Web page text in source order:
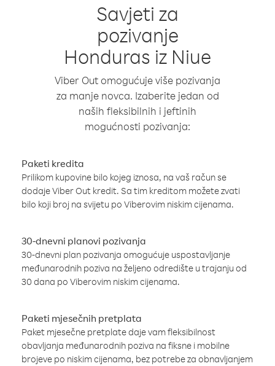
Savjeti za
pozivanje
Honduras iz Niue
Viber Out omogućuje više pozivanja
za manje novca. Izaberite jedan od
naših fleksibilnih i jeftinih
mogućnosti pozivanja:
Paketi kredita
Prilikom kupovine bilo kojeg iznosa, na vaš račun se
dodaje Viber Out kredit. Sa tim kreditom možete zvati
bilo koji broj na svijetu po Viberovim niskim cijenama.
30-dnevni planovi pozivanja
30-dnevni plan pozivanja omogućuje uspostavljanje
međunarodnih poziva na željeno odredište u trajanju od
30 dana po Viberovim niskim cijenama.
Paketi mjesečnih pretplata
Paket mjesečne pretplate daje vam fleksibilnost
obavljanja međunarodnih poziva na fiksne i mobilne
brojeve po niskim cijenama, bez potrebe za obnavljanjem